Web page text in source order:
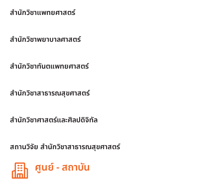
สำนักวิชาแพทยศาสตร์
สำนักวิชาพยาบาลศาสตร์
สำนักวิชาทันตแพทยศาสตร์
สำนักวิชาสาธารณสุขศาสตร์
สำนักวิชาศาสตร์และศิลปดิจิทัล
สถานวิจัย สำนักวิชาสาธารณสุขศาสตร์
ศูนย์ - สถาบัน